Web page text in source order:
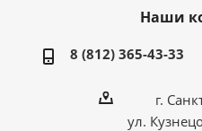
Наши
8 (812) 365-43-33
г.
ул.